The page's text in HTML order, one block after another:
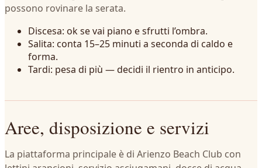
possono rovinare la serata.
Discesa: ok se vai piano e sfrutti l’ombra.
Salita: conta 15–25 minuti a seconda di caldo e
forma.
Tardi: pesa di più — decidi il rientro in anticipo.
Aree, disposizione e servizi
La piattaforma principale è di Arienzo Beach Club con